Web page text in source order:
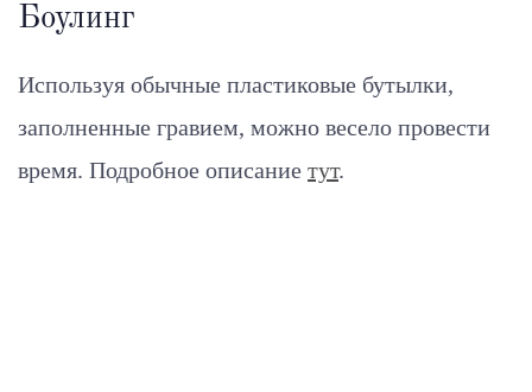
Боулинг
Используя обычные пластиковые бутылки,
заполненные гравием, можно весело провести
время. Подробное описание тут.